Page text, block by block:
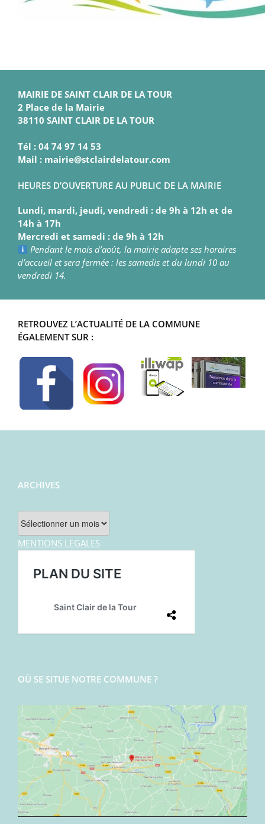
MAIRIE DE SAINT CLAIR DE LA TOUR
2 Place de la Mairie
38110 SAINT CLAIR DE LA TOUR
Tél : 04 74 97 14 53
Mail : mairie@stclairdelatour.com
HEURES D’OUVERTURE AU PUBLIC DE LA MAIRIE
Lundi, mardi, jeudi, vendredi : de 9h à 12h et de
14h à 17h
Mercredi et samedi : de 9h à 12h
Pendant le mois d’août, la mairie adapte ses horaires
d’accueil et sera fermée : les samedis et du lundi 10 au
vendredi 14.
RETROUVEZ L’ACTUALITÉ DE LA COMMUNE
ÉGALEMENT SUR :
ARCHIVES
Archives
MENTIONS LEGALES
OÙ SE SITUE NOTRE COMMUNE ?